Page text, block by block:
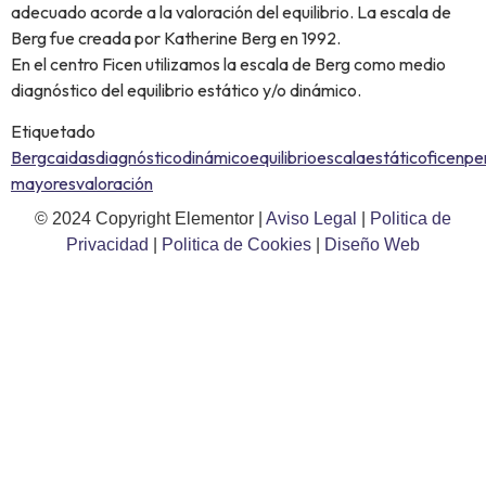
adecuado acorde a la valoración del equilibrio. La escala de
Berg fue creada por Katherine Berg en 1992.
En el centro Ficen utilizamos la escala de Berg como medio
diagnóstico del equilibrio estático y/o dinámico.
Etiquetado
Bergcaidasdiagnósticodinámicoequilibrioescalaestáticoficen
mayoresvaloración
© 2024 Copyright Elementor | Aviso Legal
Politica de
Privacidad
Politica de Cookies Diseño Web